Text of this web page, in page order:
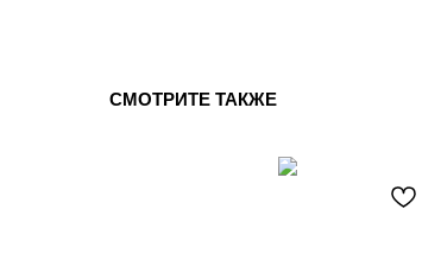
СМОТРИТЕ ТАКЖЕ